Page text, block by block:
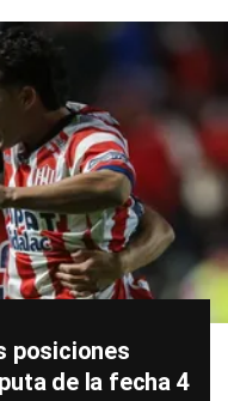
posiciones
de la fecha 4